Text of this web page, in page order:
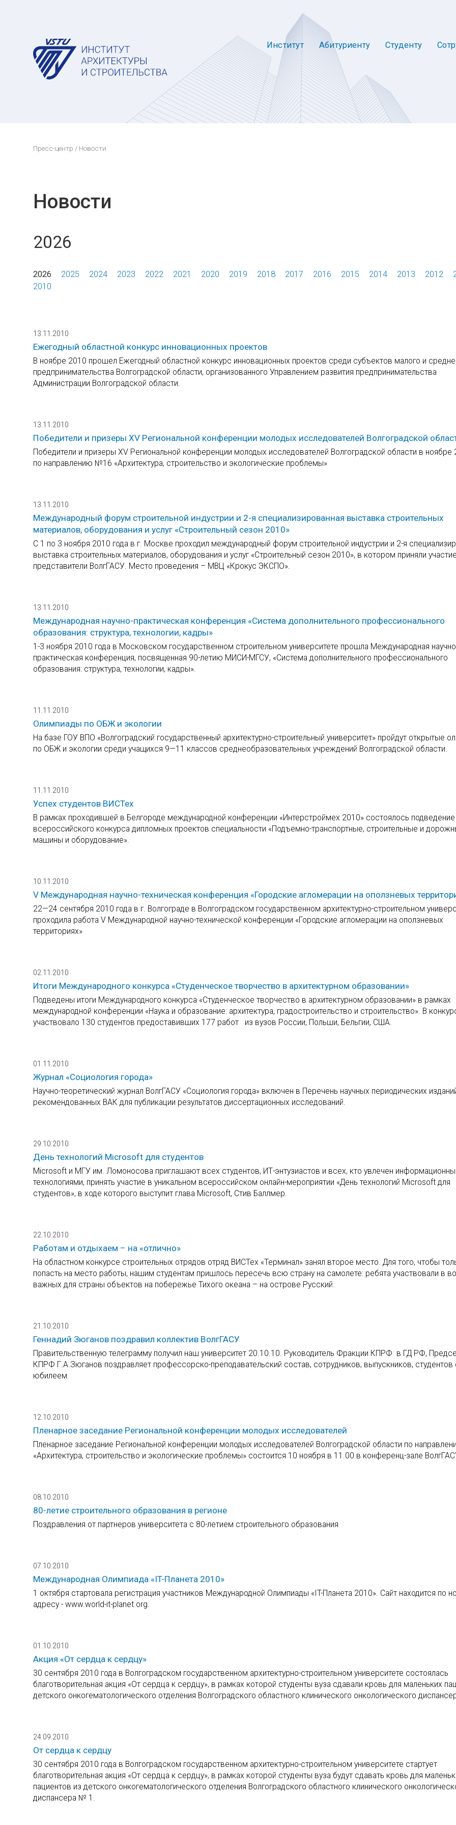
Институт Абитуриенту Студенту
Пресс-центр / Новости
Новости
2026
2026 2025 2024 2023 2022 2021 2020 2019 2018 2017 2016 2015 2014 2013 2012
2010
13.11.2010
Ежегодный областной конкурс инновационных проектов
В ноябре 2010 прошел Ежегодный областной конкурс инновационных проектов среди субъектов малого и
предпринимательства Волгоградской области, организованного Управлением развития предпринимательства
Администрации Волгоградской области.
13.11.2010
Победители и призеры XV Региональной конференции молодых исследователей Волгоградской
Победители и призеры XV Региональной конференции молодых исследователей Волгоградской области в ноябре
по направлению №16 «Архитектура, строительство и экологические проблемы»
13.11.2010
Международный форум строительной индустрии и 2-я специализированная выставка строительных
материалов, оборудования и услуг «Строительный сезон 2010»
С 1 по 3 ноября 2010 года в г. Москве проходил международный форум строительной индустрии и 2-я
выставка строительных материалов, оборудования и услуг «Строительный сезон 2010», в котором приняли
представители ВолгГАСУ. Место проведения – МВЦ «Крокус ЭКСПО».
13.11.2010
Международная научно-практическая конференция «Система дополнительного профессионального
образования: структура, технологии, кадры»
1-3 ноября 2010 года в Московском государственном строительном университете прошла Международная
практическая конференция, посвященная 90-летию МИСИ-МГСУ, «Система дополнительного профессионального
образования: структура, технологии, кадры».
11.11.2010
Олимпиады по ОБЖ и экологии
На базе ГОУ ВПО «Волгоградский государственный архитектурно-строительный университет» пройдут открытые
по ОБЖ и экологии среди учащихся 9—11 классов среднеобразовательных учреждений Волгоградской области.
11.11.2010
Успех студентов ВИСТех
В рамках проходившей в Белгороде международной конференции «Интерстроймех 2010» состоялось подведение
всероссийского конкурса дипломных проектов специальности «Подъемно-транспортные, строительные и
машины и оборудование».
10.11.2010
V Международная научно-техническая конференция «Городские агломерации на оползневых
22—24 сентября 2010 года в г. Волгограде в Волгоградском государственном архитектурно-строительном
проходила работа V Международной научно-технической конференции «Городские агломерации на оползневых
территориях»
02.11.2010
Итоги Международного конкурса «Студенческое творчество в архитектурном образовании»
Подведены итоги Международного конкурса «Студенческое творчество в архитектурном образовании» в рамках
международной конференции «Наука и образование: архитектура, градостроительство и строительство». В
участвовало 130 студентов предоставивших 177 работ из вузов России, Польши, Бельгии, США.
01.11.2010
Журнал «Социология города»
Научно-теоретический журнал ВолгГАСУ «Социология города» включен в Перечень научных периодических
рекомендованных ВАК для публикации результатов диссертационных исследований.
29.10.2010
День технологий Microsoft для студентов
Microsoft и МГУ им. Ломоносова приглашают всех студентов, ИТ-энтузиастов и всех, кто увлечен
технологиями, принять участие в уникальном всероссийском онлайн-мероприятии «День технологий Microsoft для
студентов», в ходе которого выступит глава Microsoft, Стив Баллмер.
22.10.2010
Работам и отдыхаем – на «отлично»
На областном конкурсе строительных отрядов отряд ВИСТех «Терминал» занял второе место. Для того, чтобы
попасть на место работы, нашим студентам пришлось пересечь всю страну на самолете: ребята участвовали в
важных для страны объектов на побережье Тихого океана – на острове Русский.
21.10.2010
Геннадий Зюганов поздравил коллектив ВолгГАСУ
Правительственную телеграмму получил наш университет 20.10.10. Руководитель Фракции КПРФ в ГД РФ,
КПРФ Г.А.Зюганов поздравляет профессорско-преподавательский состав, сотрудников, выпускников, студентов
юбилеем.
12.10.2010
Пленарное заседание Региональной конференции молодых исследователей
Пленарное заседание Региональной конференции молодых исследователей Волгоградской области по
«Архитектура, строительство и экологические проблемы» состоится 10 ноября в 11.00 в конференц-зале
08.10.2010
80-летие строительного образования в регионе
Поздравления от партнеров университета с 80-летием строительного образования
07.10.2010
Международная Олимпиада «IT-Планета 2010»
1 октября стартовала регистрация участников Международной Олимпиады «IT-Планета 2010». Сайт находится по
адресу - www.world-it-planet.org.
01.10.2010
Акция «От сердца к сердцу»
30 сентября 2010 года в Волгоградском государственном архитектурно-строительном университете состоялась
благотворительная акция «От сердца к сердцу», в рамках которой студенты вуза сдавали кровь для маленьких
детского онкогематологического отделения Волгоградского областного клинического онкологического
24.09.2010
От сердца к сердцу
30 сентября 2010 года в Волгоградском государственном архитектурно-строительном университете стартует
благотворительная акция «От сердца к сердцу», в рамках которой студенты вуза будут сдавать кровь для
пациентов из детского онкогематологического отделения Волгоградского областного клинического
диспансера № 1.